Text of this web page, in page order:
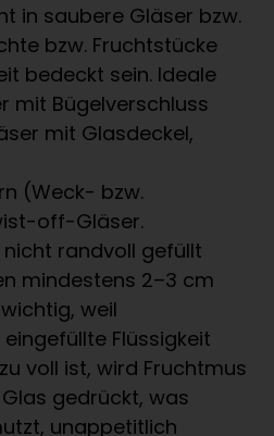
in saubere Gläser bzw.
bzw. Fruchtstücke
bedeckt sein. Ideale
mit Bügelverschluss
mit Glasdeckel,
(Weck- bzw.
off-Gläser.
randvoll gefüllt
mindestens 2–3 cm
weil
Flüssigkeit
voll ist, wird Fruchtmus
gedrückt, was
unappetitlich